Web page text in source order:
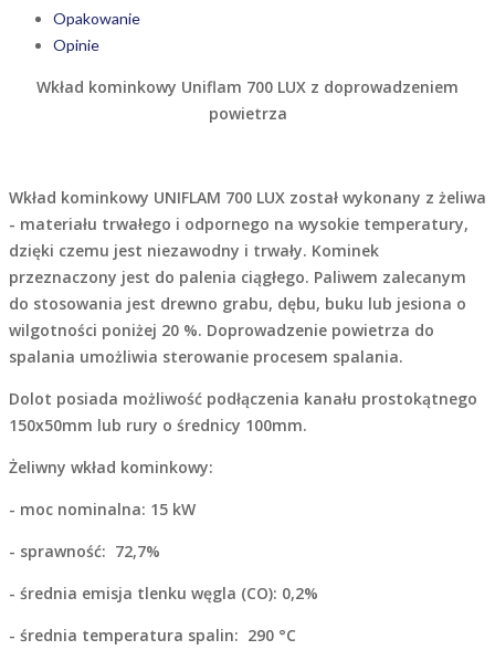
Opakowanie
Opinie
Wkład kominkowy Uniflam 700 LUX z doprowadzeniem
powietrza
Wkład kominkowy UNIFLAM 700 LUX został wykonany z żeliwa
- materiału trwałego i odpornego na wysokie temperatury,
dzięki czemu jest niezawodny i trwały. Kominek
przeznaczony jest do palenia ciągłego. Paliwem zalecanym
do stosowania jest drewno grabu, dębu, buku lub jesiona o
wilgotności poniżej 20 %. Doprowadzenie powietrza do
spalania umożliwia sterowanie procesem spalania.
Dolot posiada możliwość podłączenia kanału prostokątnego
150x50mm lub rury o średnicy 100mm.
Żeliwny wkład kominkowy:
- moc nominalna: 15 kW
- sprawność: 72,7%
- średnia emisja tlenku węgla (CO): 0,2%
- średnia temperatura spalin: 290 °C